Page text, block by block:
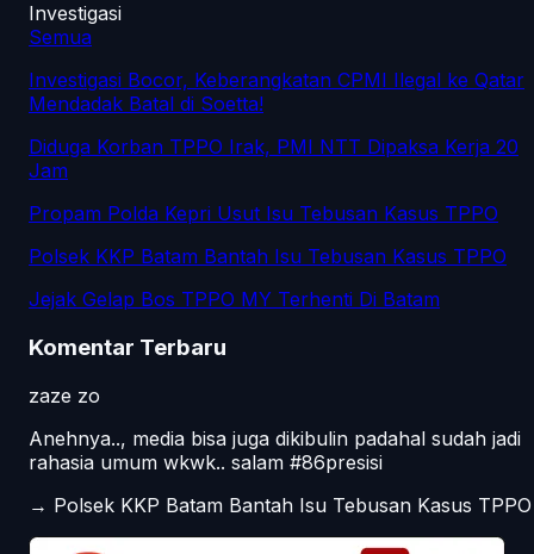
Investigasi
Semua
Investigasi Bocor, Keberangkatan CPMI Ilegal ke Qatar
Mendadak Batal di Soetta!
Diduga Korban TPPO Irak, PMI NTT Dipaksa Kerja 20
Jam
Propam Polda Kepri Usut Isu Tebusan Kasus TPPO
Polsek KKP Batam Bantah Isu Tebusan Kasus TPPO
Jejak Gelap Bos TPPO MY Terhenti Di Batam
Komentar Terbaru
zaze zo
Anehnya.., media bisa juga dikibulin padahal sudah jadi
rahasia umum wkwk.. salam #86presisi
→ Polsek KKP Batam Bantah Isu Tebusan Kasus TPPO